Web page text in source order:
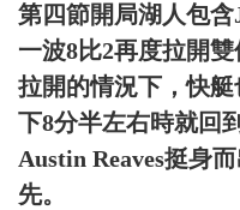
第四節開局湖人包含
一波8比2再度拉開
拉開的情況下，快
下8分半左右時就回
Austin Reaves挺身
先。